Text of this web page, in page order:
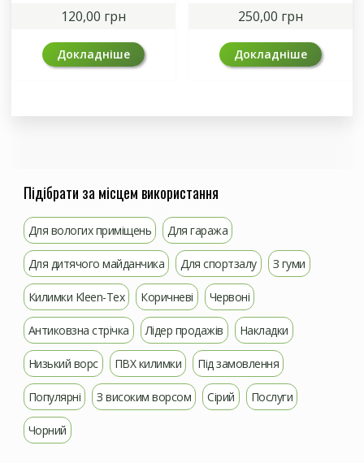
120,00 грн
Докладніше
250,00 грн
Докладніше
Підібрати за місцем використання
Для вологих приміщень Для гаража
Для дитячого майданчика Для спортзалу З гуми
Килимки Kleen-Tex Коричневі Червоні
Антиковзна стрічка Лідер продажів Накладки
Низький ворс ПВХ килимки Під замовлення
Популярні З високим ворсом Сірий Послуги
Чорний